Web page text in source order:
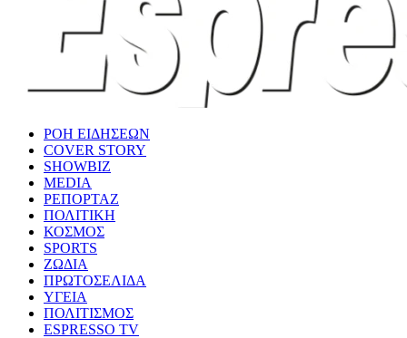
ΡΟΗ ΕΙΔΗΣΕΩΝ
COVER STORY
SHOWBIZ
MEDIA
ΡΕΠΟΡΤΑΖ
ΠΟΛΙΤΙΚΗ
ΚΟΣΜΟΣ
SPORTS
ΖΩΔΙΑ
ΠΡΩΤΟΣΕΛΙΔΑ
ΥΓΕΙΑ
ΠΟΛΙΤΙΣΜΟΣ
ESPRESSO TV